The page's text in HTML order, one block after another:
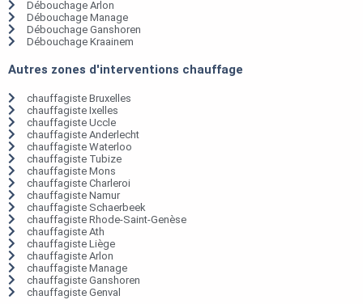
Débouchage Arlon
Débouchage Manage
Débouchage Ganshoren
Débouchage Kraainem
Autres zones d'interventions chauffage
chauffagiste Bruxelles
chauffagiste Ixelles
chauffagiste Uccle
chauffagiste Anderlecht
chauffagiste Waterloo
chauffagiste Tubize
chauffagiste Mons
chauffagiste Charleroi
chauffagiste Namur
chauffagiste Schaerbeek
chauffagiste Rhode-Saint-Genèse
chauffagiste Ath
chauffagiste Liège
chauffagiste Arlon
chauffagiste Manage
chauffagiste Ganshoren
chauffagiste Genval